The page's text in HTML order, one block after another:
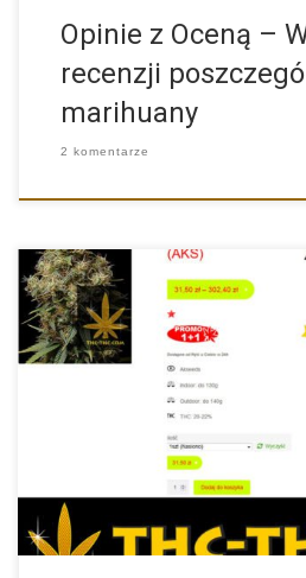
Opinie z Oceną –
recenzji
marihuany
2 komentarze
W naszym sklepie jakiś czas temu
funkcjonalność, […]